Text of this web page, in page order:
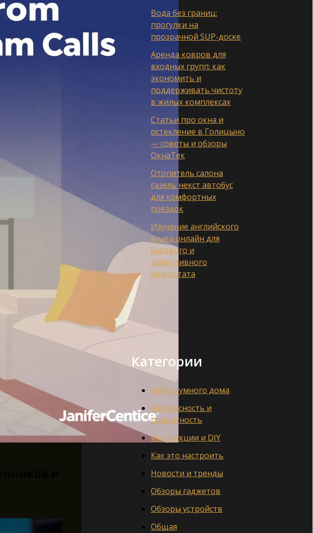
Вода без границ:
прогулки на
прозрачной SUP-доске
Аренда ковров для
входных групп: как
экономить и
поддерживать чистоту
в жилых комплексах
Статьи про окна и
остекление в Голицыно
— советы и обзоры
ОкнаТек
Отопитель салона
газель некст автобус
для комфортных
поездок
Изучение английского
языка онлайн для
быстрого и
эффективного
результата
Категории
Азбука умного дома
Безопасность и
приватность
Инструкции и DIY
Как это настроить
Новости и тренды
Обзоры гаджетов
Обзоры устройств
Общая